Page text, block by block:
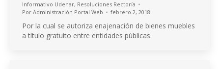
Informativo Udenar, Resoluciones Rectoría
Por Administración Portal Web febrero 2, 2018
Por la cual se autoriza enajenación de bienes muebles
a título gratuito entre entidades públicas.